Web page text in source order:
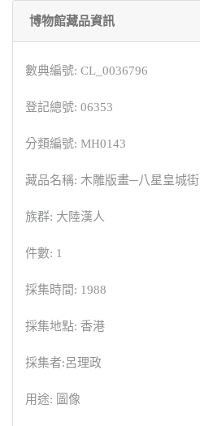
博物館藏品資訊
數典編號: CL_0036796
登記總號: 06353
分類編號: MH0143
藏品名稱: 木雕版畫─八星皇城街
族群: 大陸漢人
件數: 1
採集時間: 1988
採集地點: 香港
採集者:呂理政
用途: 圖像